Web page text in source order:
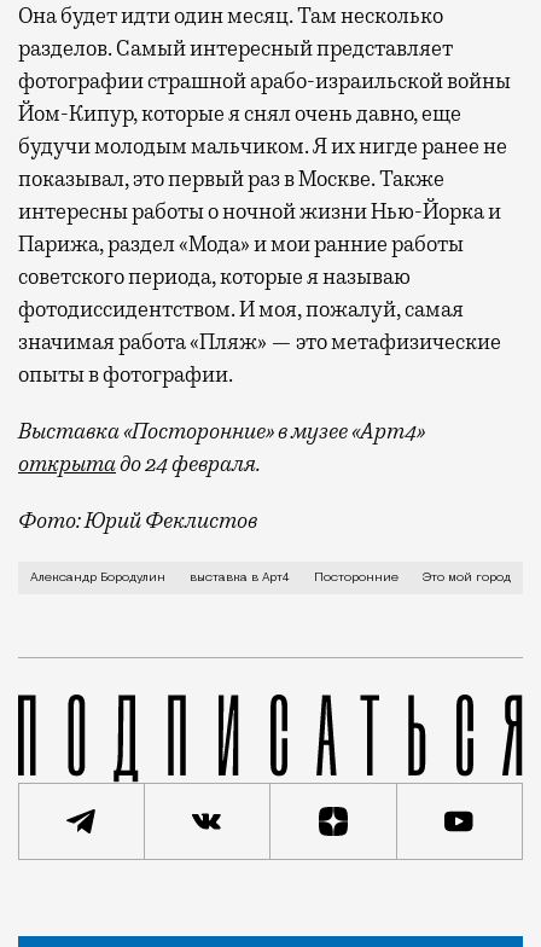
Она будет идти один месяц. Там несколько
разделов. Самый интересный представляет
фотографии страшной арабо-израильской войны
Йом-Кипур, которые я снял очень давно, еще
будучи молодым мальчиком. Я их нигде ранее не
показывал, это первый раз в Москве. Также
интересны работы о ночной жизни Нью-Йорка и
Парижа, раздел «Мода» и мои ранние работы
советского периода, которые я называю
фотодиссидентством. И моя, пожалуй, самая
значимая работа «Пляж» — это метафизические
опыты в фотографии.
Выставка «Посторонние» в музее «Арт4»
открытадо 24 февраля.
Фото: Юрий Феклистов
О прогулках по Москве с фотоаппаратом, о том,
Александр Бородулин выставка в Арт4 Посторонние Это мой город
Статья
Анастасия Барышева